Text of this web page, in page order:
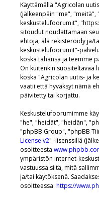
Käyttämällä "Agricolan
(jälkeenpäin "me", "meitä",
keskustelufoorumit",
sitoudut noudattamaan
ehtoja, älä rekisteröidy ja/
keskustelufoorumit"-
koska tahansa ja teemme
On kuitenkin suositeltavaa
koska "Agricolan uutis- ja
vaatii että hyväksyt nämä
päivitetty tai korjattu.
Keskustelufoorumimme
"he", "heidät", "heidän",
"phpBB Group", "phpBB
License v2" -lisenssillä
osoitteesta
ympäristön internet-
vastuussa siitä, mitä
ja/tai käytöksenä.
osoitteessa: https://